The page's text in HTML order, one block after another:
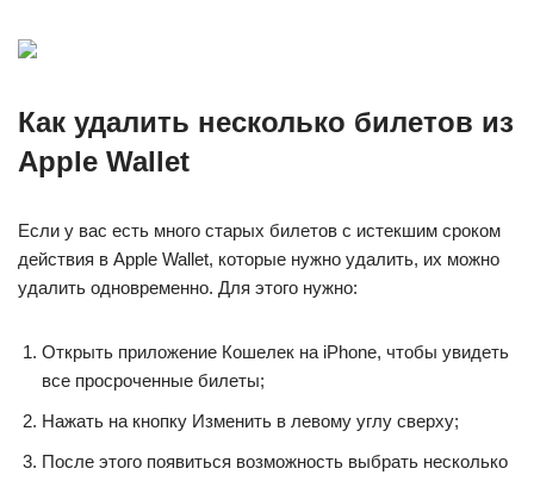
Как удалить несколько билетов из
Apple Wallet
Если у вас есть много старых билетов с истекшим сроком
действия в Apple Wallet, которые нужно удалить, их можно
удалить одновременно. Для этого нужно:
Открыть приложение Кошелек на iPhone, чтобы увидеть
все просроченные билеты;
Нажать на кнопку Изменить в левому углу сверху;
После этого появиться возможность выбрать несколько